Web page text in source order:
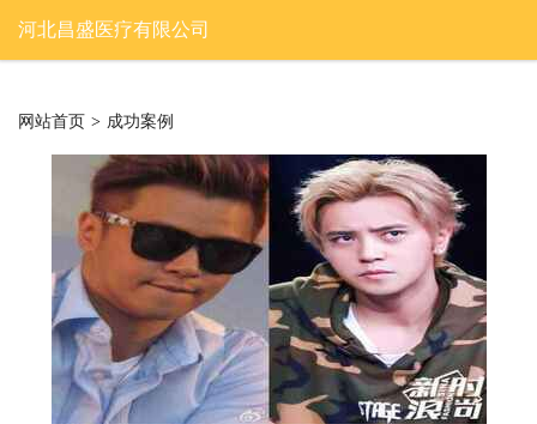
河北昌盛医疗有限公司
网站首页 > 成功案例